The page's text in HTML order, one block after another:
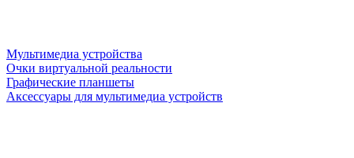
Мультимедиа устройства
Очки виртуальной реальности
Графические планшеты
Аксессуары для мультимедиа устройств